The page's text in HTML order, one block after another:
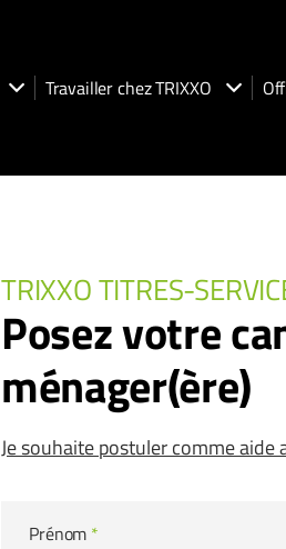
Travailler chez TRIXXO
TRIXXO TITRES-
Posez votre
ménager(ère)
Je souhaite postuler comme aide
Prénom *